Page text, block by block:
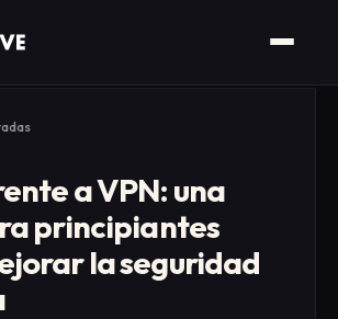
a VPN: una
principiantes
la seguridad